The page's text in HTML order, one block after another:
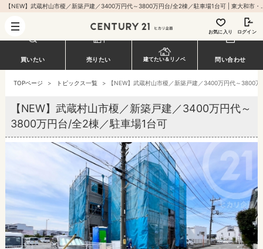
お気に入り ログイン
買いたい 売りたい 建てたい＆リノベ 問い合わせ
TOPページ > トピックス一覧 > 【NEW】武蔵村山市榎／新築戸建／3400万円代～3800
【NEW】武蔵村山市榎／新築戸建／3400万円代～
3800万円台/全2棟／駐車場1台可